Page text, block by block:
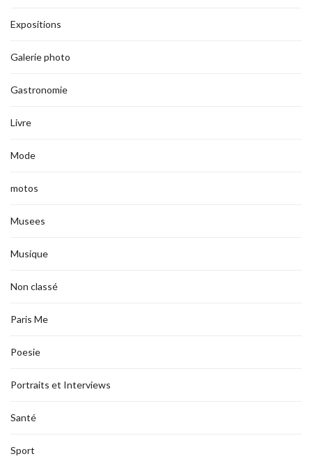
Expositions
Galerie photo
Gastronomie
Livre
Mode
motos
Musees
Musique
Non classé
Paris Me
Poesie
Portraits et Interviews
Santé
Sport